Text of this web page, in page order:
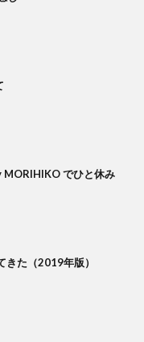
でひと休み
きた（2019年版）